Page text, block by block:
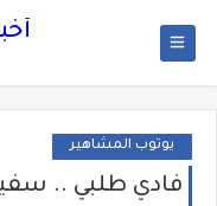
يوتوب المشاهير
فادي طلبي ..